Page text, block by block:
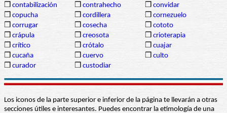
❒ contabilización ❒ contrahecho ❒ convidar
❒ copucha ❒ cordillera ❒ cornezuelo
❒ corrugar ❒ cosecha ❒ cototo
❒ crápula ❒ creosota ❒ crioterapia
❒ crítico ❒ crótalo ❒ cuajar
❒ cucaña ❒ cuervo ❒ culto
❒ curador ❒ custodiar
Los iconos de la parte superior e inferior de la página te llevarán a otras
secciones útiles e interesantes. Puedes encontrar la etimología de una